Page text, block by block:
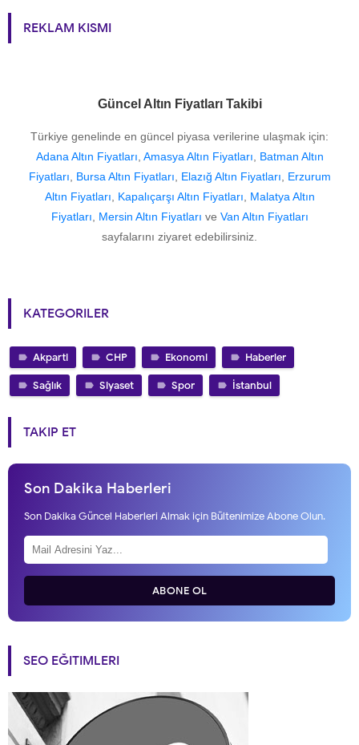
REKLAM KISMI
Güncel Altın Fiyatları Takibi
Türkiye genelinde en güncel piyasa verilerine ulaşmak için:
Adana Altın Fiyatları Amasya Altın Fiyatları
Batman Altın
Fiyatları
Bursa Altın Fiyatları Elazığ Altın Fiyatları
Erzurum
Altın Fiyatları
Kapalıçarşı Altın Fiyatları
Malatya Altın
Fiyatları
Mersin Altın Fiyatları ve Van Altın Fiyatları
sayfalarını ziyaret edebilirsiniz.
KATEGORILER
Akparti CHP Ekonomi Haberler
Sağlık Siyaset Spor İstanbul
TAKIP ET
Son Dakika Haberleri
Son Dakika Güncel Haberleri Almak için Bültenimize Abone Olun.
ABONE OL
SEO EĞITIMLERI